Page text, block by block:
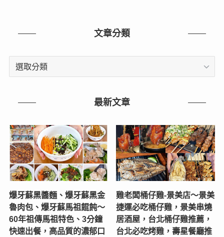
文章分類
文
最新文章
爆牙蘇黑醬麵、爆牙蘇黑金
魯肉包、爆牙蘇馬祖餛飩～
60年祖傳馬祖特色、3分鐘
快速出餐，高品質的濃郁口
雞老闆桶仔雞-景美店〜景美
捷運必吃桶仔雞，景美串燒
居酒屋，台北桶仔雞推薦，
台北必吃烤雞，壽星餐廳推